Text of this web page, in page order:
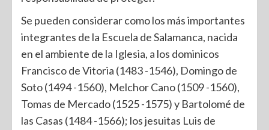
Se pueden considerar como los más importantes
integrantes de la Escuela de Salamanca, nacida
en el ambiente de la Iglesia, a los dominicos
Francisco de Vitoria (1483 -1546), Domingo de
Soto (1494 -1560), Melchor Cano (1509 -1560),
Tomas de Mercado (1525 -1575) y Bartolomé de
las Casas (1484 -1566); los jesuitas Luis de